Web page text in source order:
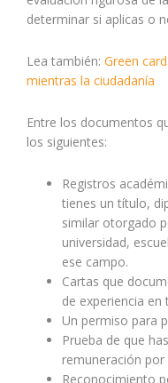
determinar si aplicas o
Lea también: Green
mientras la ciudadanía
Entre los documentos
los siguientes:
Registros
tienes un título,
similar otorgado
universidad,
ese campo.
Cartas que
de experiencia
Un permiso para
Prueba de que
remuneración por
Reconocimiento